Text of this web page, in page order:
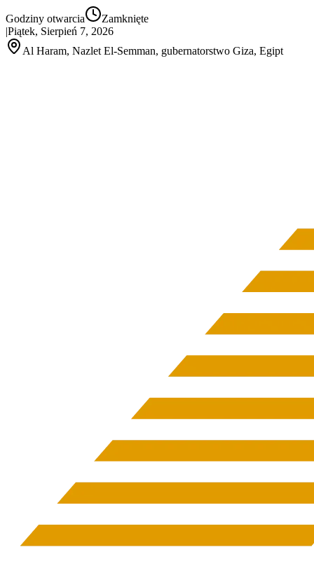
Godziny otwarcia
Zamknięte
|Piątek, Sierpień 7, 2026
Al Haram, Nazlet El‑Semman, gubernatorstwo Giza, Egipt